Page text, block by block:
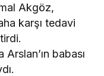
Akgöz,
karşı tedavi
babası